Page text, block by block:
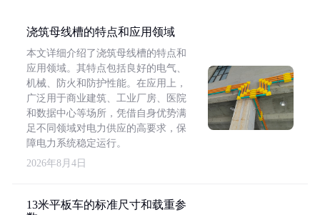
浇筑母线槽的特点和应用领域
本文详细介绍了浇筑母线槽的特点和
应用领域。其特点包括良好的电气、
机械、防火和防护性能。在应用上，
广泛用于商业建筑、工业厂房、医院
和数据中心等场所，凭借自身优势满
足不同领域对电力供应的高要求，保
障电力系统稳定运行。
2026年8月4日
13米平板车的标准尺寸和载重参